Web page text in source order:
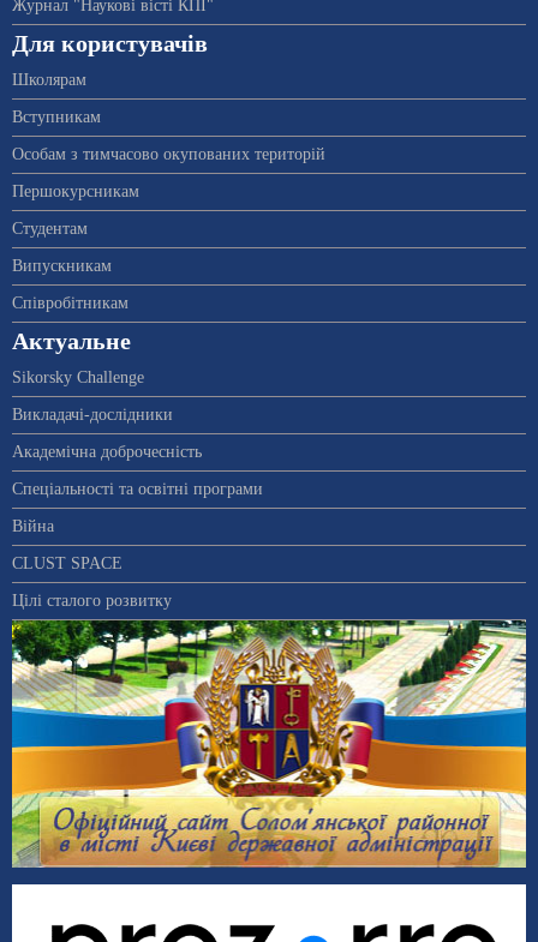
Журнал "Наукові вісті КПІ"
Для користувачів
Школярам
Вступникам
Особам з тимчасово окупованих територій
Першокурсникам
Студентам
Випускникам
Співробітникам
Актуальне
Sikorsky Challenge
Викладачі-дослідники
Академічна доброчесність
Спеціальності та освітні програми
Війна
CLUST SPACE
Цілі сталого розвитку